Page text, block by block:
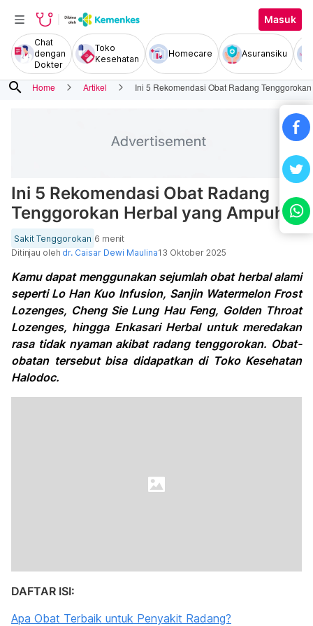
Masuk
Chat
dengan
Dokter
Toko
Kesehatan
Homecare Asuransiku
search Home Artikel Ini 5 Rekomendasi Obat Radang
Ini 5 Rekomendasi Obat Radang
Tenggorokan Herbal yang Ampuh
Sakit Tenggorokan 6 menit
Ditinjau oleh dr. Caisar Dewi Maulina13 Oktober 2025
Kamu dapat menggunakan sejumlah obat herbal alami
seperti Lo Han Kuo Infusion, Sanjin Watermelon Frost
Lozenges, Cheng Sie Lung Hau Feng, Golden Throat
Lozenges, hingga Enkasari Herbal untuk meredakan
rasa tidak nyaman akibat radang tenggorokan. Obat-
obatan tersebut bisa didapatkan di Toko Kesehatan
Halodoc.
DAFTAR ISI:
Apa Obat Terbaik untuk Penyakit Radang?